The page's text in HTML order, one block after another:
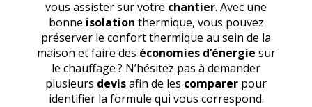
vous assister sur votre chantier. Avec une
bonne isolation thermique, vous pouvez
préserver le confort thermique au sein de la
maison et faire des économies d’énergie sur
le chauffage ? N’hésitez pas à demander
plusieurs devisafin de les comparer pour
identifier la formule qui vous correspond.